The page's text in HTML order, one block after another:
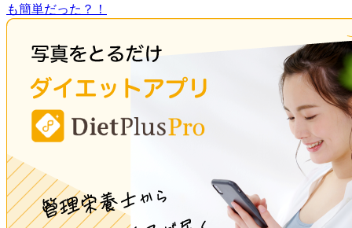
も簡単だった？！